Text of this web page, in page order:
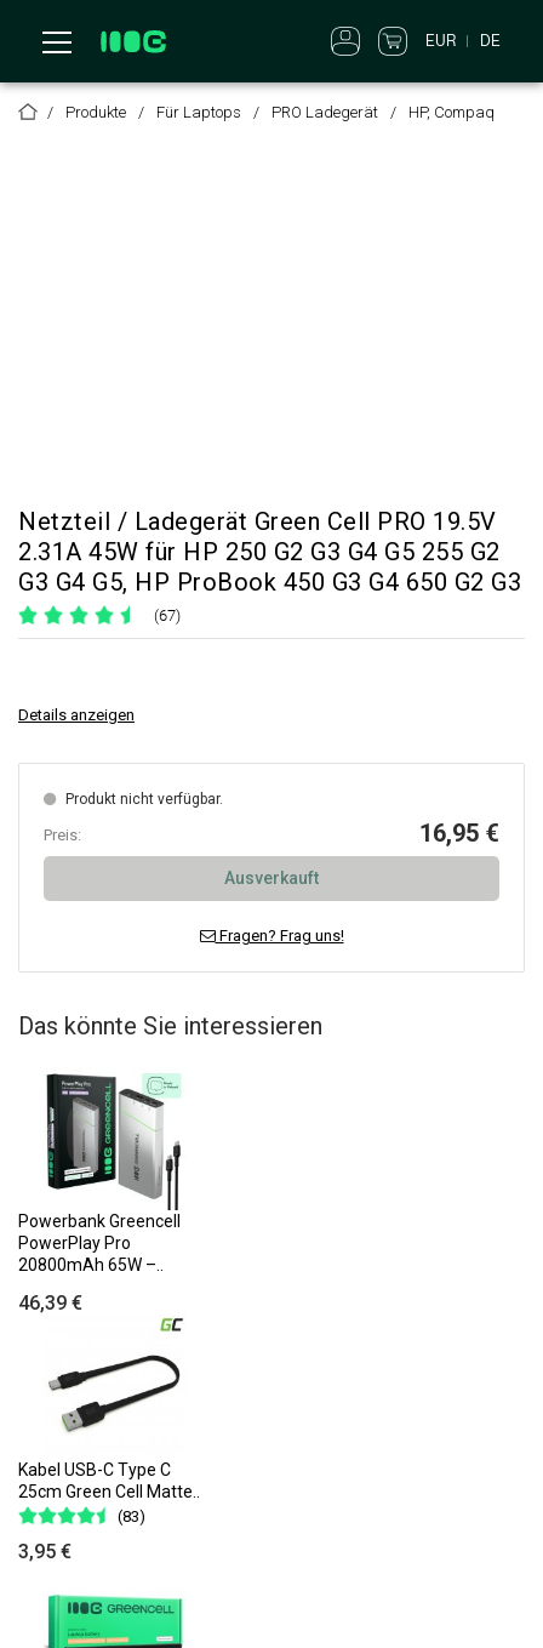
EUR DE
Produkte Für Laptops PRO Ladegerät HP, Compaq
Netzteil / Ladegerät Green Cell PRO 19.5V
2.31A 45W für HP 250 G2 G3 G4 G5 255 G2
G3 G4 G5, HP ProBook 450 G3 G4 650 G2 G3
(67)
Details anzeigen
Produkt nicht verfügbar.
Preis: 16,95 €
Ausverkauft
Fragen? Frag uns!
Das könnte Sie interessieren
Powerbank Greencell
PowerPlay Pro
20800mAh 65W –..
46,39 €
Kabel USB-C Type C
25cm Green Cell Matte..
(83)
3,95 €